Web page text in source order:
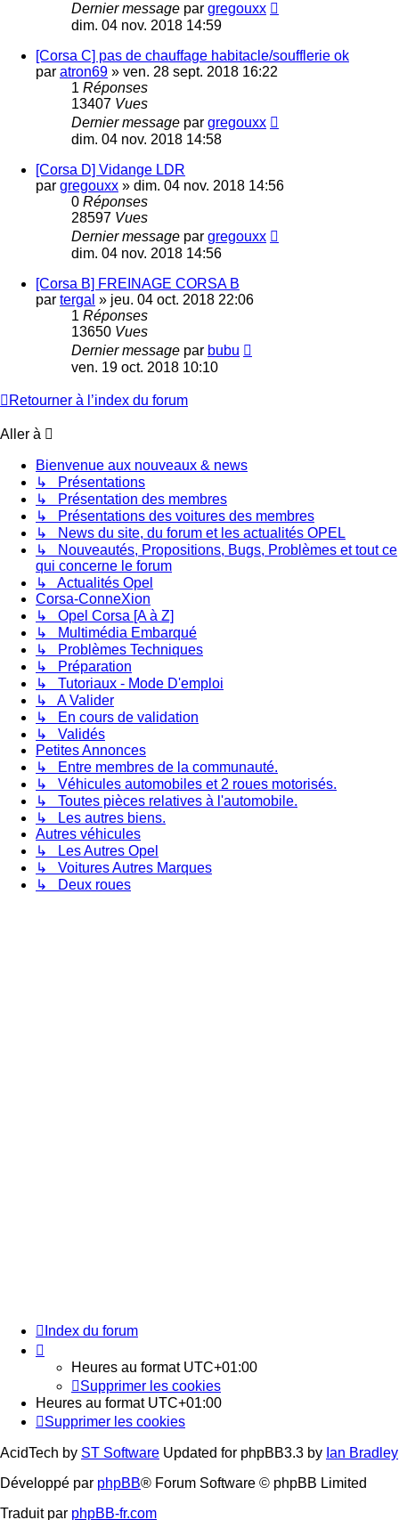
Dernier message par gregouxx
dim. 04 nov. 2018 14:59
[Corsa C] pas de chauffage habitacle/soufflerie ok
par atron69 » ven. 28 sept. 2018 16:22
1 Réponses
13407 Vues
Dernier message par gregouxx
dim. 04 nov. 2018 14:58
[Corsa D] Vidange LDR
par gregouxx » dim. 04 nov. 2018 14:56
0 Réponses
28597 Vues
Dernier message par gregouxx
dim. 04 nov. 2018 14:56
[Corsa B] FREINAGE CORSA B
par tergal » jeu. 04 oct. 2018 22:06
1 Réponses
13650 Vues
Dernier message par bubu
ven. 19 oct. 2018 10:10
Retourner à l’index du forum
Aller à
Bienvenue aux nouveaux & news
↳ Présentations
↳ Présentation des membres
↳ Présentations des voitures des membres
↳ News du site, du forum et les actualités OPEL
↳ Nouveautés, Propositions, Bugs, Problèmes et tout ce
qui concerne le forum
↳ Actualités Opel
Corsa-ConneXion
↳ Opel Corsa [A à Z]
↳ Multimédia Embarqué
↳ Problèmes Techniques
↳ Préparation
↳ Tutoriaux - Mode D'emploi
↳ A Valider
↳ En cours de validation
↳ Validés
Petites Annonces
↳ Entre membres de la communauté.
↳ Véhicules automobiles et 2 roues motorisés.
↳ Toutes pièces relatives à l'automobile.
↳ Les autres biens.
Autres véhicules
↳ Les Autres Opel
↳ Voitures Autres Marques
↳ Deux roues
Index du forum
Heures au format UTC+01:00
Supprimer les cookies
Heures au format UTC+01:00
Supprimer les cookies
AcidTech by ST Software Updated for phpBB3.3 by Ian Bradley
Développé par phpBB® Forum Software © phpBB Limited
Traduit par phpBB-fr.com